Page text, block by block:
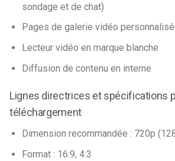
sondage et de chat)
Pages de galerie vidéo
Lecteur vidéo en marque blanche
Diffusion de contenu en interne
Lignes directrices et spécifications
téléchargement
Dimension recommandée : 720p
Format : 16:9, 4:3